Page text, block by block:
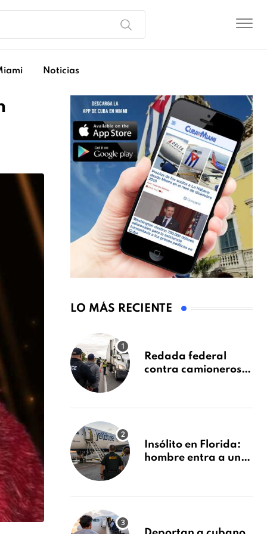
Noticias
LO MÁS RECIENTE
Redada federal
contra camioneros
intensifica controles
Insólito en Florida:
hombre entra a un
durmiendo dentro